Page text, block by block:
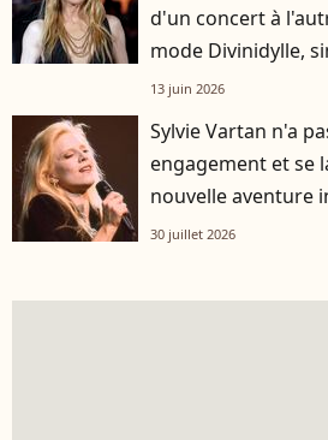
d'un concert à
mode Divinidylle,
13 juin 2026
Sylvie Vartan n'a
engagement et se
nouvelle aventure
30 juillet 2026